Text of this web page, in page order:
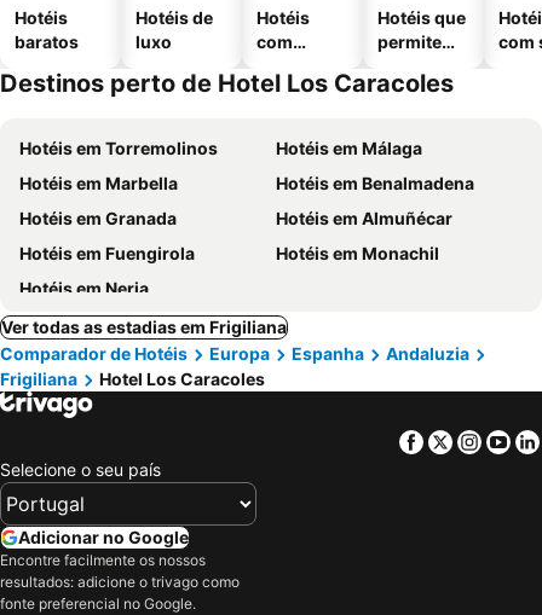
Hotéis
baratos
Hotéis de
luxo
Hotéis
com
Hotéis que
permitem
com
Destinos perto de Hotel Los Caracoles
Hotéis em Torremolinos
Hotéis em Málaga
Hotéis em Marbella
Hotéis em Benalmadena
Hotéis em Granada
Hotéis em Almuñécar
Hotéis em Fuengirola
Hotéis em Monachil
Hotéis em Nerja
Ver todas as estadias em Frigiliana
Comparador de Hotéis
Europa Espanha
Andaluzia
Frigiliana
Hotel Los Caracoles
Facebook
Twitter
Selecione o seu país
Adicionar no Google
Encontre facilmente os nossos
resultados: adicione o trivago como
fonte preferencial no Google.